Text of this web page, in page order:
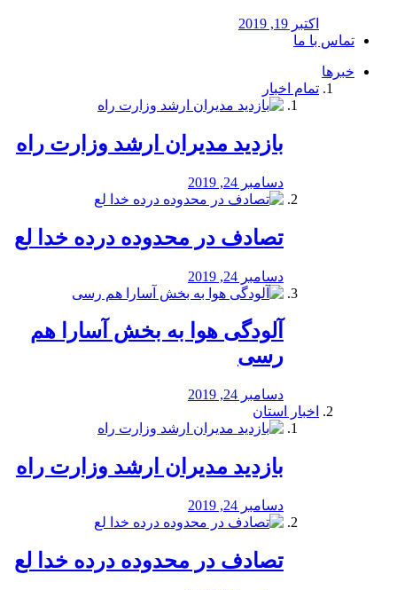
اکتبر 19, 2019
تماس با ما
خبرها
تمام اخبار
بازدید مدیران ارشد وزارت راه
دسامبر 24, 2019
تصادف در محدوده درده خدا لع
دسامبر 24, 2019
آلودگی هوا به بخش آسارا هم
رسی
دسامبر 24, 2019
اخبار استان
بازدید مدیران ارشد وزارت راه
دسامبر 24, 2019
تصادف در محدوده درده خدا لع